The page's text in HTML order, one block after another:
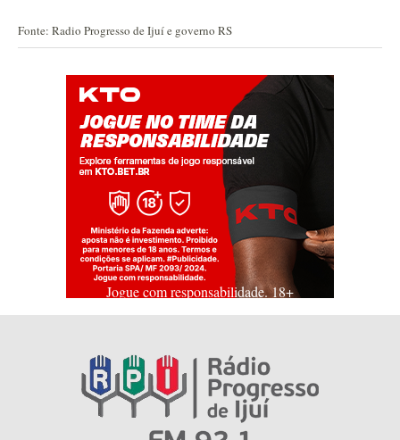
Fonte: Radio Progresso de Ijuí e governo RS
Jogue com responsabilidade. 18+